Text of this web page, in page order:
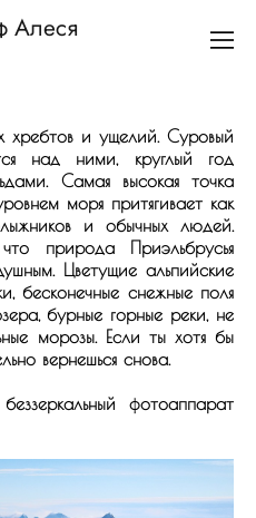
Алеся
хребтов и ущелий. Суровый
над ними, круглый год
Самая высокая точка
моря притягивает как
и обычных людей.
природа Приэльбрусья
Цветущие альпийские
бесконечные снежные поля
бурные горные реки, не
морозы. Если ты хотя бы
вернешься снова.